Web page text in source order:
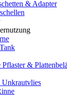
& Adapter
Pflaster &